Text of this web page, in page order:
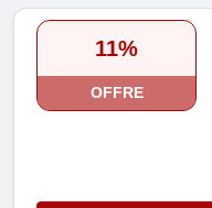
11%
OFFRE